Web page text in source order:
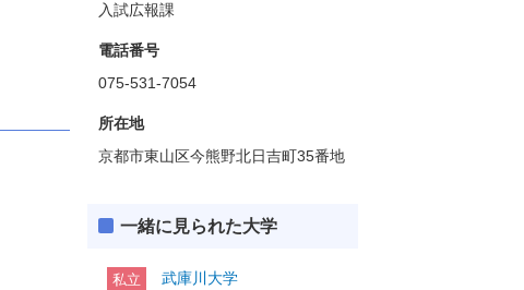
入試広報課
電話番号
075-531-7054
所在地
京都市東山区今熊野北日吉町35番地
一緒に見られた大学
私立 武庫川大学